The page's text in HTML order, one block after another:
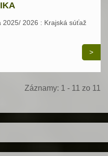
2025/ 2026 : Krajská súťaž
>
Záznamy: 1 - 11 zo 11